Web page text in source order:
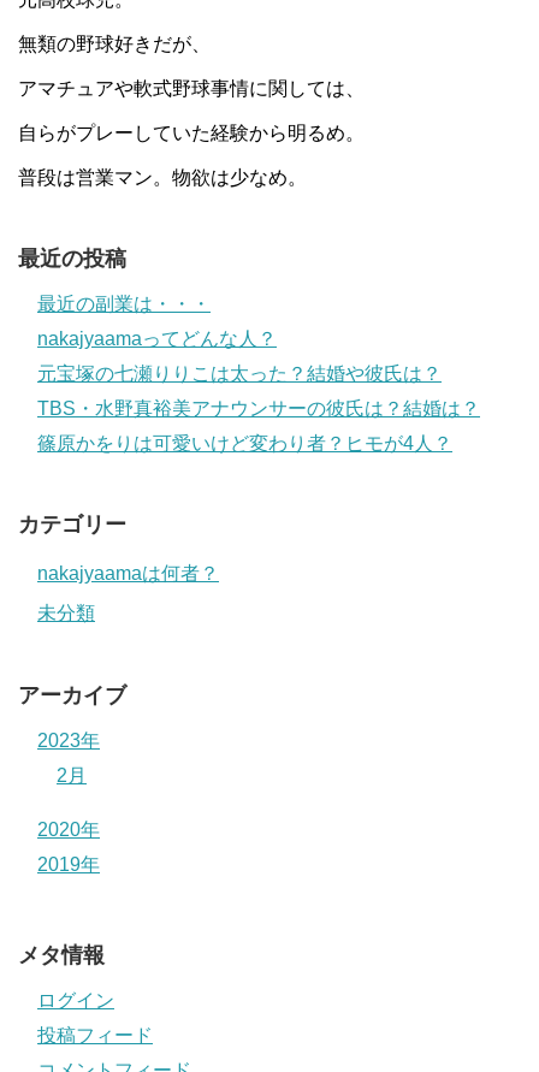
無類の野球好きだが、
アマチュアや軟式野球事情に関しては、
自らがプレーしていた経験から明るめ。
普段は営業マン。物欲は少なめ。
最近の投稿
最近の副業は・・・
nakajyaamaってどんな人？
元宝塚の七瀬りりこは太った？結婚や彼氏は？
TBS・水野真裕美アナウンサーの彼氏は？結婚は？
篠原かをりは可愛いけど変わり者？ヒモが4人？
カテゴリー
nakajyaamaは何者？
未分類
アーカイブ
2023年
2月
2020年
2019年
メタ情報
ログイン
投稿フィード